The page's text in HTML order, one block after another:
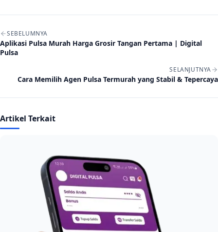
Navigasi artikel
SEBELUMNYA
Aplikasi Pulsa Murah Harga Grosir Tangan Pertama | Digital
Pulsa
SELANJUTNYA
Cara Memilih Agen Pulsa Termurah yang Stabil & Tepercaya
Artikel Terkait